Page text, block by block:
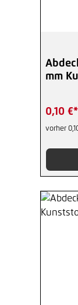
mm
0,10 €*
vorher